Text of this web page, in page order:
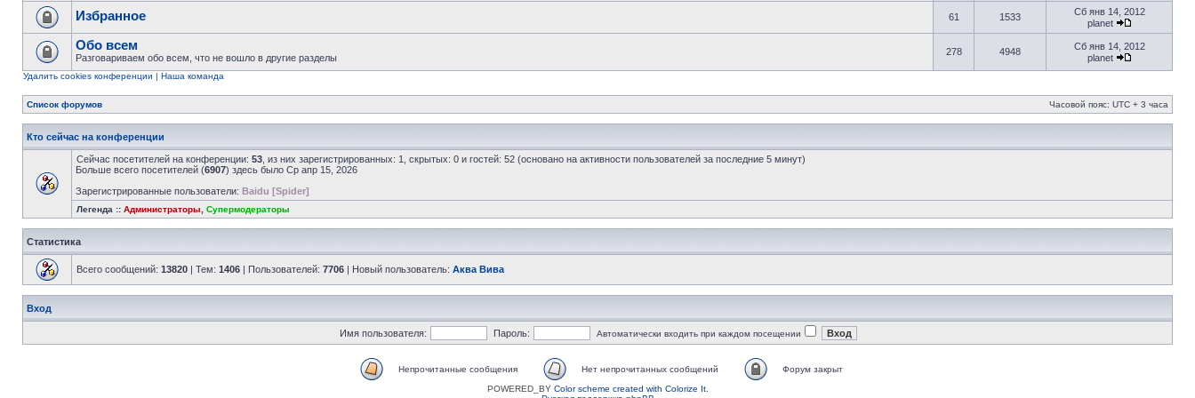
Избранное 61 1533
Сб янв 14, 2012
planet
Обо всем
Разговариваем обо всем, что не вошло в другие разделы
278 4948
Сб янв 14, 2012
planet
Удалить cookies конференции | Наша команда
Список форумов Часовой пояс: UTC + 3 часа
Кто сейчас на конференции
Сейчас посетителей на конференции: 53 , из них зарегистрированных: 1, скрытых: 0 и гостей: 52 (основано на активности пользователей за последние 5 минут)
Больше всего посетителей (6907) здесь было Ср апр 15, 2026
Зарегистрированные пользователи: Baidu [Spider]
Легенда :: Администраторы Супермодераторы
Статистика
Всего сообщений: 13820 | Тем: 1406 | Пользователей: 7706 | Новый пользователь: Аква Вива
Вход
Имя пользователя: Пароль: Автоматически входить при каждом посещении
Непрочитанные сообщения Нет непрочитанных сообщений
Форум закрыт
POWERED_BY Color scheme created with Colorize It.